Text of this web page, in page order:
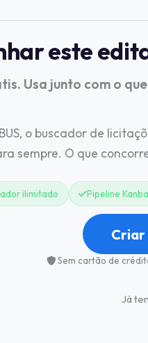
este
Usa junto com o
o buscador de
sempre. O que
ilimitado Pipeline
Sem cartão de
Já